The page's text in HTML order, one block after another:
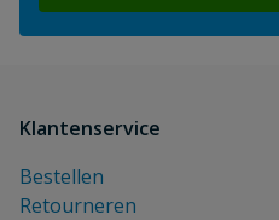
Klantenservice
Bestellen
Retourneren